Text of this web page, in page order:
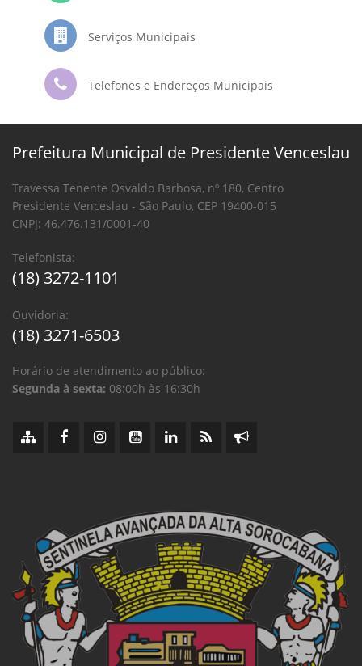
Serviços Municipais
Telefones e Endereços Municipais
Prefeitura Municipal de Presidente Venceslau
Travessa Tenente Osvaldo Barbosa, nº 180, Centro
Presidente Venceslau - São Paulo, CEP 19400-015
CNPJ: 46.476.131/0001-40
Telefonista:
(18) 3272-1101
Ouvidoria:
(18) 3271-6503
Horário de atendimento ao público:
Segunda à sexta: 08:00h às 16:30h